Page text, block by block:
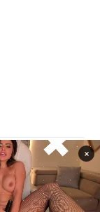
только с
сайта.
для детей (18+).